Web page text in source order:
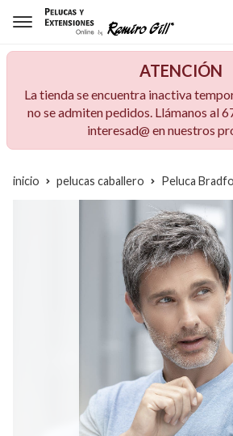
ATENCIÓN
La tienda se encuentra inactiva
no se admiten pedidos. Llámanos al
interesad@ en nuestros
inicio pelucas caballero Peluca